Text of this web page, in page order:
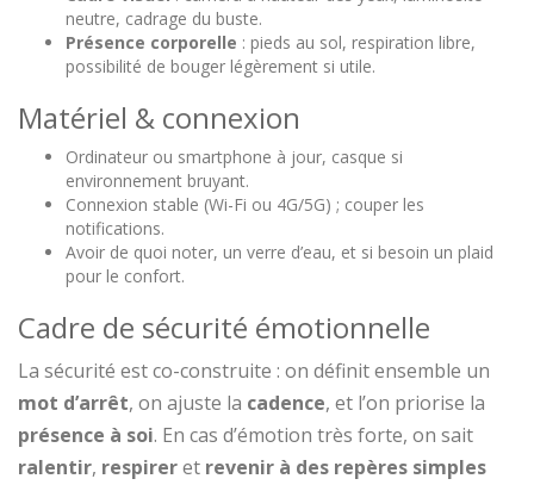
neutre, cadrage du buste.
Présence corporelle : pieds au sol, respiration libre,
possibilité de bouger légèrement si utile.
Matériel & connexion
Ordinateur ou smartphone à jour, casque si
environnement bruyant.
Connexion stable (Wi-Fi ou 4G/5G) ; couper les
notifications.
Avoir de quoi noter, un verre d’eau, et si besoin un plaid
pour le confort.
Cadre de sécurité émotionnelle
La sécurité est co-construite : on définit ensemble un
mot d’arrêt, on ajuste la cadence, et l’on priorise la
présence à soi. En cas d’émotion très forte, on sait
ralentir, respireret revenir à des repères simples